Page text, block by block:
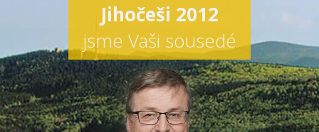
Jihočeši 2012
jsme Vaši sousedé